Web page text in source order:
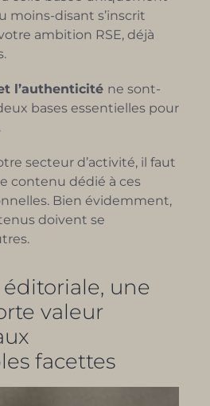
moins-disant s’inscrit
ambition RSE, déjà
l’authenticité ne sont-
bases essentielles pour
secteur d’activité, il faut
contenu dédié à ces
Bien évidemment,
doivent se
une
valeur
facettes